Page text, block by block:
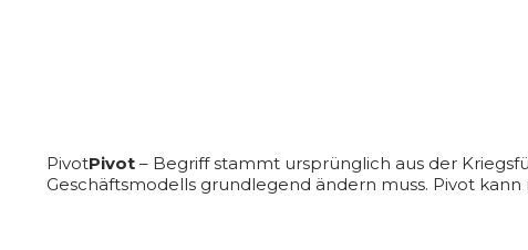
PivotPivot – Begriff stammt ursprünglich aus der
Geschäftsmodells grundlegend ändern muss. Pivot